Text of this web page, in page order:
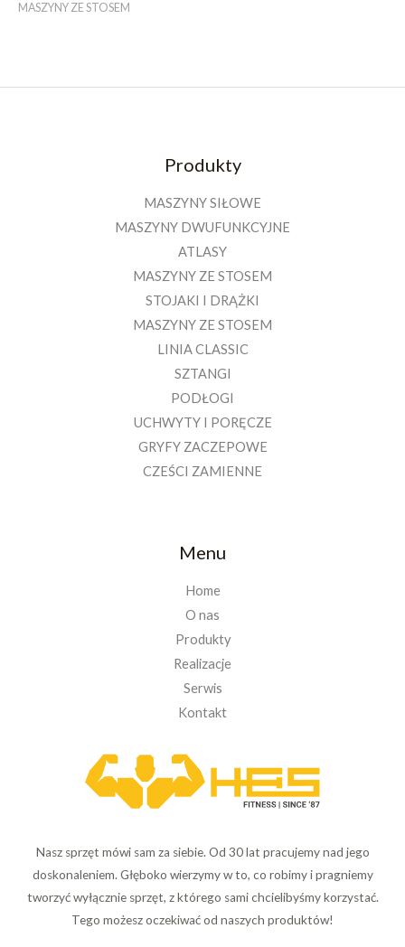
MASZYNY ZE STOSEM
Produkty
MASZYNY SIŁOWE
MASZYNY DWUFUNKCYJNE
ATLASY
MASZYNY ZE STOSEM
STOJAKI I DRĄŻKI
MASZYNY ZE STOSEM
LINIA CLASSIC
SZTANGI
PODŁOGI
UCHWYTY I PORĘCZE
GRYFY ZACZEPOWE
CZEŚCI ZAMIENNE
Menu
Home
O nas
Produkty
Realizacje
Serwis
Kontakt
Nasz sprzęt mówi sam za siebie. Od 30 lat pracujemy nad jego
doskonaleniem. Głęboko wierzymy w to, co robimy i pragniemy
tworzyć wyłącznie sprzęt, z którego sami chcielibyśmy korzystać.
Tego możesz oczekiwać od naszych produktów!